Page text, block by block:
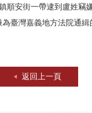
順安街一帶逮到盧姓竊
臺灣嘉義地方法院通
返回上一頁